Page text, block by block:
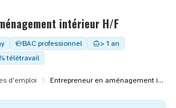
intérieur H/F
BAC professionnel
> 1 an
télétravail
d'emploi Entrepreneur en aménagement intérieur H/F